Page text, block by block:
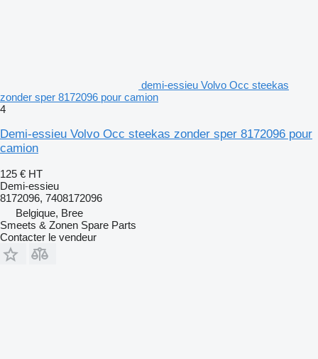
demi-essieu Volvo Occ steekas
zonder sper 8172096 pour camion
4
Demi-essieu Volvo Occ steekas zonder sper 8172096 pour
camion
125 € HT
Demi-essieu
8172096, 7408172096
Belgique, Bree
Smeets & Zonen Spare Parts
Contacter le vendeur